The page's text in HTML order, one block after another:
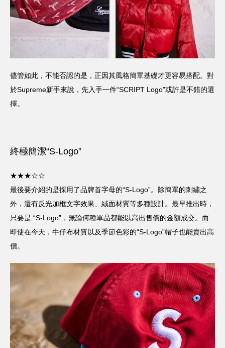
儘管如此，不能否認的是，正因其風格簡單基礎才更容易搭配。對
於Supreme新手來說，先入手一件“SCRIPT Logo”或許是不錯的選
擇。
終極簡潔“S-Logo”
★★★☆☆
最後要介紹的是採用了品牌首字母的“S-Logo”。除簡單的刺繡之
外，還有反光加框文字效果、絨面材質等多種設計。最早推出時，
只要是 “S-Logo”，無論何種單品都能以高出售價的金額成交。而
即使在今天，牛仔布材質以及季節色彩的“S-Logo”帽子也能賣出高
價。